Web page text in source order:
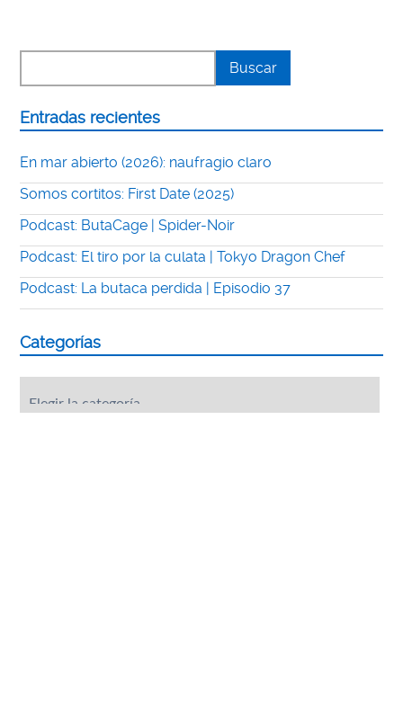
Entradas recientes
En mar abierto (2026): naufragio claro
Somos cortitos: First Date (2025)
Podcast: ButaCage | Spider-Noir
Podcast: El tiro por la culata | Tokyo Dragon Chef
Podcast: La butaca perdida | Episodio 37
Categorías